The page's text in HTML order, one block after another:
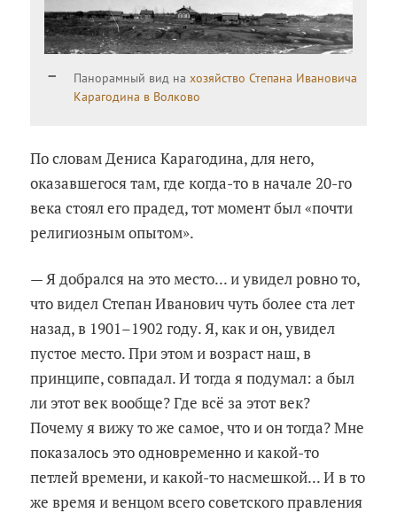
Панорамный вид нахозяйство Степана Ивановича
Карагодина в Волково
По словам Дениса Карагодина, для него,
оказавшегося там, где когда-то в начале 20-го
века стоял его прадед, тот момент был «почти
религиозным опытом».
— Я добрался на это место... и увидел ровно то,
что видел Степан Иванович чуть более ста лет
назад, в 1901–1902 году. Я, как и он, увидел
пустое место. При этом и возраст наш, в
принципе, совпадал. И тогда я подумал: а был
ли этот век вообще? Где всё за этот век?
Почему я вижу то же самое, что и он тогда? Мне
показалось это одновременно и какой-то
петлей времени, и какой-то насмешкой... И в то
же время и венцом всего советского правления